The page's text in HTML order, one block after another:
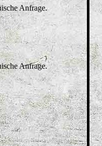
Anfrage.
Anfrage.